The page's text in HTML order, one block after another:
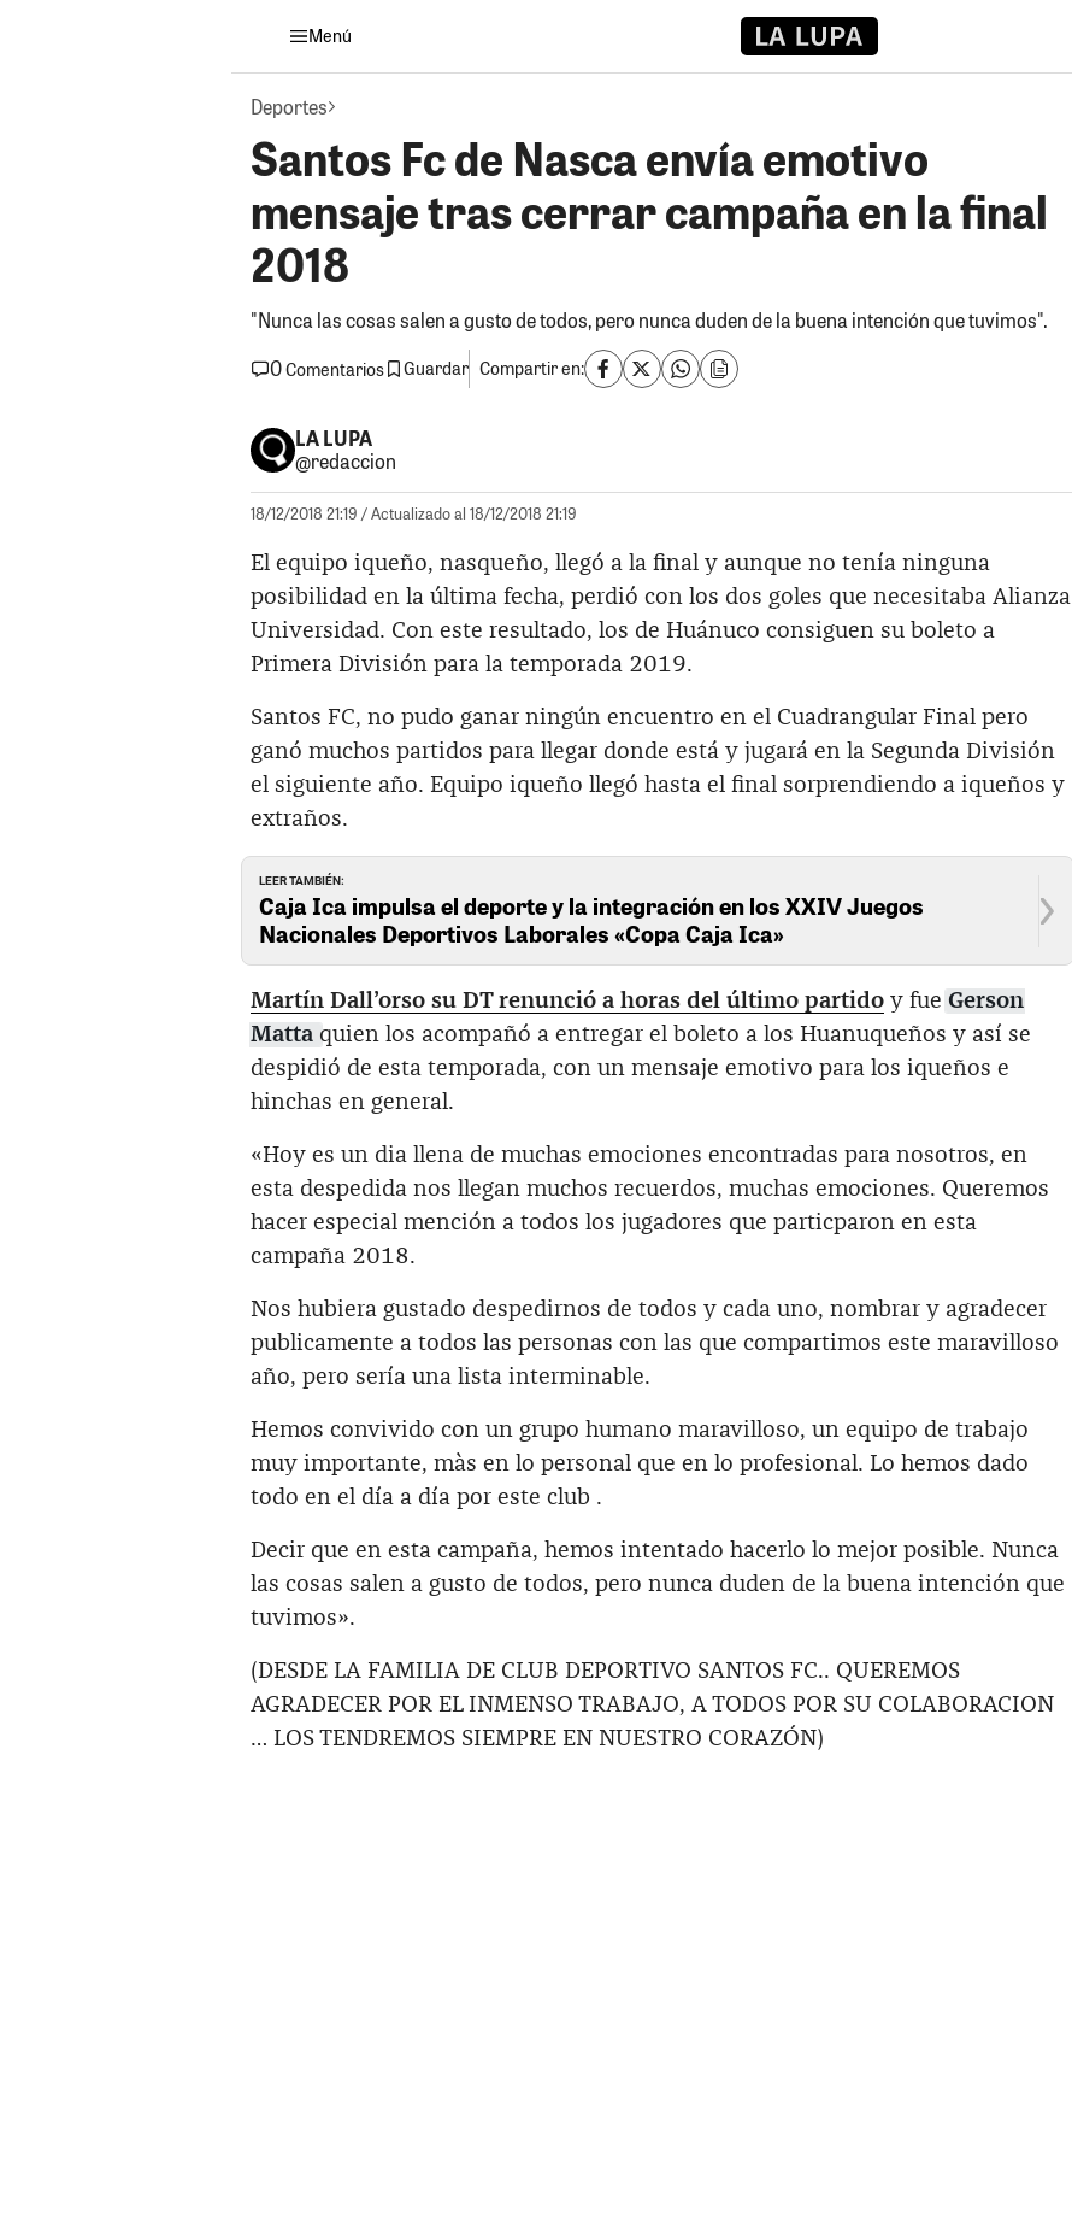
Menú
Deportes
Santos Fc de Nasca envía emotivo
mensaje tras cerrar campaña en la final
2018
"Nunca las cosas salen a gusto de todos, pero nunca duden de la buena intención que tuvimos".
0Comentarios Guardar Compartir en:
LA LUPA
@redaccion
18/12/2018 21:19 / Actualizado al 18/12/2018 21:19
El equipo iqueño, nasqueño, llegó a la final y aunque no tenía ninguna
posibilidad en la última fecha, perdió con los dos goles que necesitaba Alianza
Universidad. Con este resultado, los de Huánuco consiguen su boleto a
Primera División para la temporada 2019.
Santos FC, no pudo ganar ningún encuentro en el Cuadrangular Final pero
ganó muchos partidos para llegar donde está y jugará en la Segunda División
el siguiente año. Equipo iqueño llegó hasta el final sorprendiendo a iqueños y
extraños.
LEER TAMBIÉN:
Caja Ica impulsa el deporte y la integración en los XXIV Juegos
Nacionales Deportivos Laborales «Copa Caja Ica»
Martín Dall’orso su DT renunció a horas del último partido y fue Gerson
Matta quien los acompañó a entregar el boleto a los Huanuqueños y así se
despidió de esta temporada, con un mensaje emotivo para los iqueños e
hinchas en general.
«Hoy es un dia llena de muchas emociones encontradas para nosotros, en
esta despedida nos llegan muchos recuerdos, muchas emociones. Queremos
hacer especial mención a todos los jugadores que particparon en esta
campaña 2018.
Nos hubiera gustado despedirnos de todos y cada uno, nombrar y agradecer
publicamente a todos las personas con las que compartimos este maravilloso
año, pero sería una lista interminable.
Hemos convivido con un grupo humano maravilloso, un equipo de trabajo
muy importante, màs en lo personal que en lo profesional. Lo hemos dado
todo en el día a día por este club .
Decir que en esta campaña, hemos intentado hacerlo lo mejor posible. Nunca
las cosas salen a gusto de todos, pero nunca duden de la buena intención que
tuvimos».
(DESDE LA FAMILIA DE CLUB DEPORTIVO SANTOS FC.. QUEREMOS
AGRADECER POR EL INMENSO TRABAJO, A TODOS POR SU COLABORACION
… LOS TENDREMOS SIEMPRE EN NUESTRO CORAZÓN)